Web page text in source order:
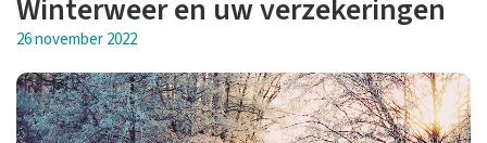
Winterweer en uw verzekeringen
26 november 2022